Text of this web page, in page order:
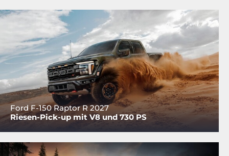
Ford F-150 Raptor R 2027
Riesen-Pick-up mit V8 und 730 PS